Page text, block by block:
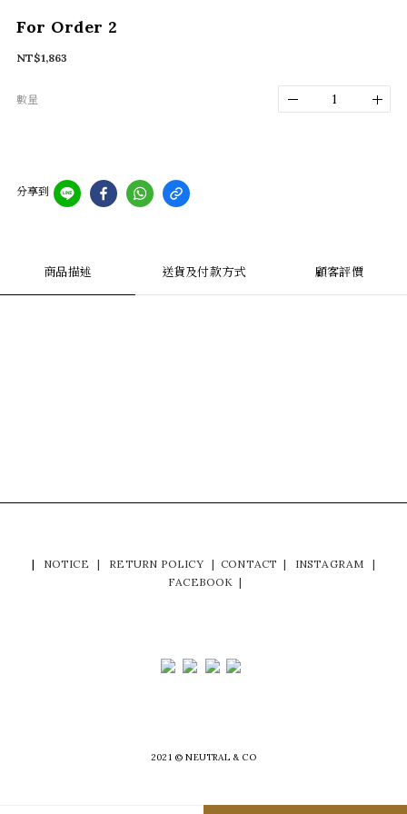
For Order 2
NT$1,863
數量
分享到
商品描述 送貨及付款方式 顧客評價
| NOTICE | RETURN POLICY | CONTACT | INSTAGRAM
|
FACEBOOK |
2021 © NEUTRAL & CO